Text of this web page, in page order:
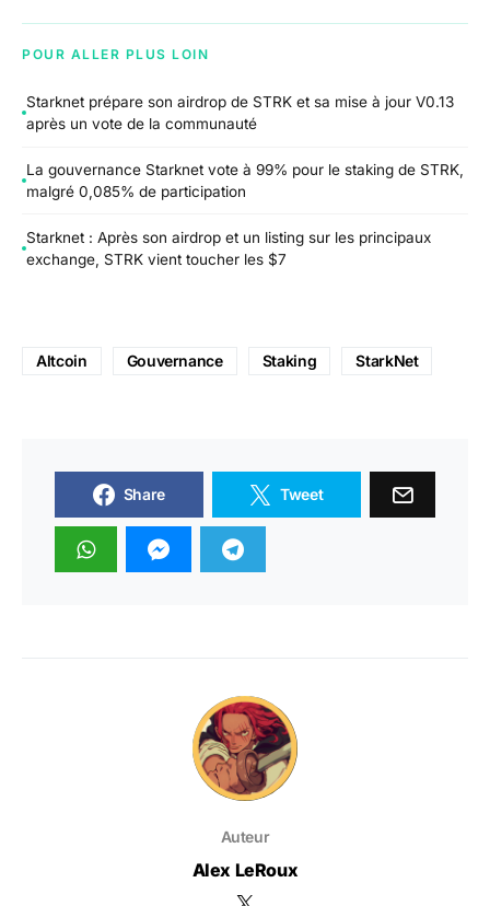
POUR ALLER PLUS LOIN
Starknet prépare son airdrop de STRK et sa mise à jour V0.13
après un vote de la communauté
La gouvernance Starknet vote à 99% pour le staking de STRK,
malgré 0,085% de participation
Starknet : Après son airdrop et un listing sur les principaux
exchange, STRK vient toucher les $7
Altcoin Gouvernance Staking StarkNet
Share Tweet
Auteur
Alex LeRoux